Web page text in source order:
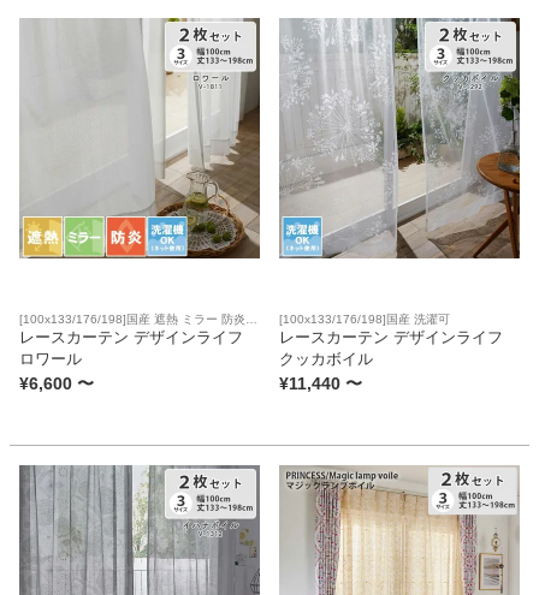
テレビ台・リビング家具
ダイニングテーブル・セット
食器棚・キッチン収納
ベッド
[100x133/176/198]国産 遮熱 ミラー 防炎
洗濯可
レースカーテン デザインライフ
ロワール
¥6,600 〜
[100x133/176/198]国産 洗濯可
レースカーテン デザインライフ
クッカボイル
¥11,440 〜